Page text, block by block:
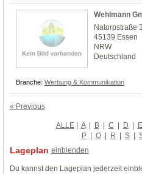
Wehlmann
Natorpstraße
45139 Essen
NRW
Deutschland
Branche: Werbung & Kommunikation
« Previous
ALLE| A | B | C | D | E
P | Q | R | S |
Lageplan einblenden
Du kannst den Lageplan jederzeit